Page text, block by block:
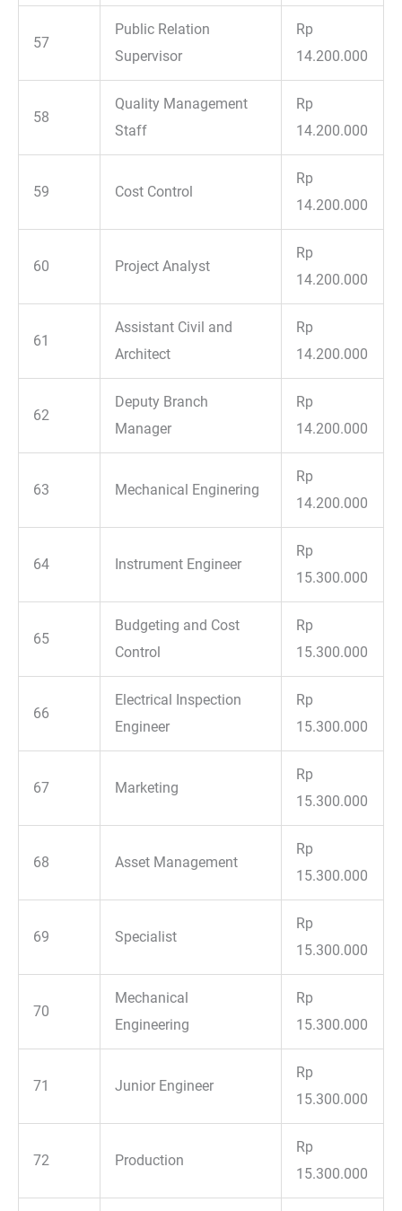
57
Public Relation
Supervisor
Rp
14.200.000
58
Quality Management
Staff
Rp
14.200.000
59 Cost Control
Rp
14.200.000
60 Project Analyst
Rp
14.200.000
61
Assistant Civil and
Architect
Rp
14.200.000
62
Deputy Branch
Manager
Rp
14.200.000
63 Mechanical Enginering
Rp
14.200.000
64 Instrument Engineer
Rp
15.300.000
65
Budgeting and Cost
Control
Rp
15.300.000
66
Electrical Inspection
Engineer
Rp
15.300.000
67 Marketing
Rp
15.300.000
68 Asset Management
Rp
15.300.000
69 Specialist
Rp
15.300.000
70
Mechanical
Engineering
Rp
15.300.000
71 Junior Engineer
Rp
15.300.000
72 Production
Rp
15.300.000